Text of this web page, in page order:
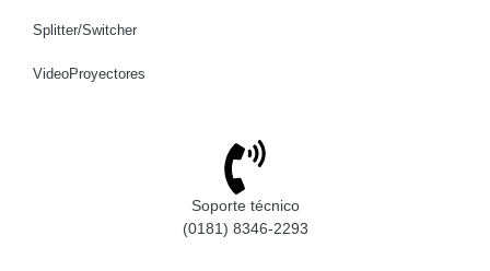
Splitter/Switcher
VideoProyectores
Soporte técnico
(0181) 8346-2293